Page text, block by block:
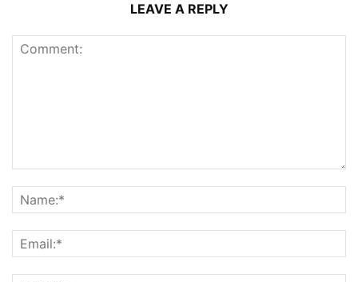
LEAVE A REPLY